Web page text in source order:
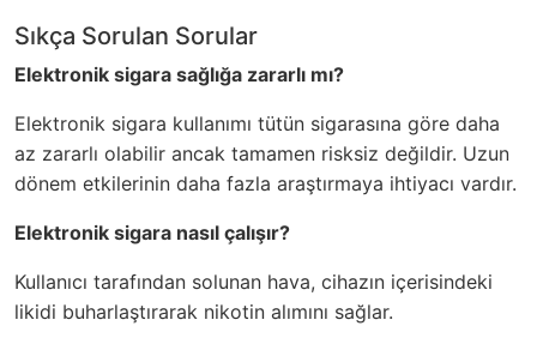
Sıkça Sorulan Sorular
Elektronik sigara sağlığa zararlı mı?
Elektronik sigara kullanımı tütün sigarasına göre daha
az zararlı olabilir ancak tamamen risksiz değildir. Uzun
dönem etkilerinin daha fazla araştırmaya ihtiyacı vardır.
Elektronik sigara nasıl çalışır?
Kullanıcı tarafından solunan hava, cihazın içerisindeki
likidi buharlaştırarak nikotin alımını sağlar.